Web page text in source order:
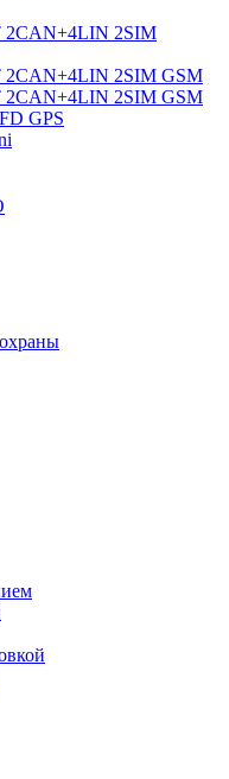
2CAN+4LIN 2SIM
2CAN+4LIN 2SIM GSM
2CAN+4LIN 2SIM GSM
GPS